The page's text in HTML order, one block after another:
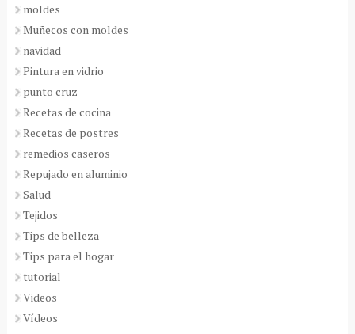
moldes
Muñecos con moldes
navidad
Pintura en vidrio
punto cruz
Recetas de cocina
Recetas de postres
remedios caseros
Repujado en aluminio
Salud
Tejidos
Tips de belleza
Tips para el hogar
tutorial
Videos
Vídeos